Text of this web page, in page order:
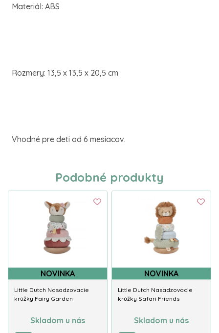
Materiál: ABS
Rozmery: 13,5 x 13,5 x 20,5 cm
Vhodné pre deti od 6 mesiacov.
Podobné produkty
NOVINKA
Little Dutch Nasadzovacie
krúžky Fairy Garden
Skladom u nás
NOVINKA
Little Dutch Nasadzovacie
krúžky Safari Friends
Skladom u nás